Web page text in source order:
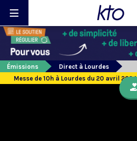
Émissions
Direct à Lourdes
Messe de 10h à Lourdes du 20 avril 2024